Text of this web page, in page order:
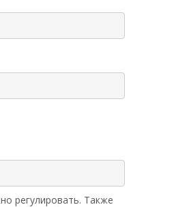
регулировать. Также